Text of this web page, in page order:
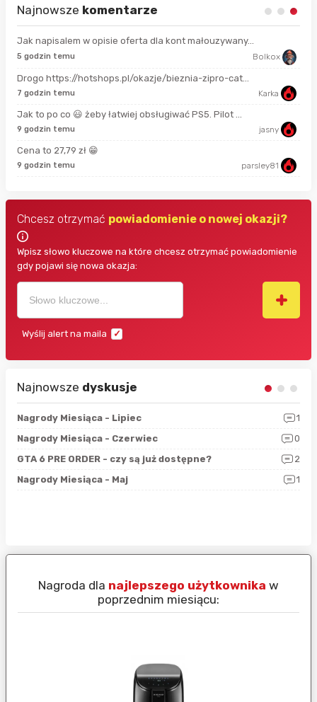
Najnowsze komentarze
Jak napisalem w opisie oferta dla kont małouzywany...
5 godzin temu Bolkox
Drogo https://hotshops.pl/okazje/bieznia-zipro-cat...
7 godzin temu Karka
Jak to po co 😃 żeby łatwiej obsługiwać PS5. Pilot ...
9 godzin temu jasny
Cena to 27,79 zł 😁
9 godzin temu parsley81
Chcesz otrzymać powiadomienie o nowej okazji?
Wpisz słowo kluczowe na które chcesz otrzymać powiadomienie
gdy pojawi się nowa okazja:
Wyślij alert na maila
Najnowsze dyskusje
Nagrody Miesiąca - Lipiec
1
Nagrody Miesiąca - Czerwiec
0
GTA 6 PRE ORDER - czy są już dostępne?
2
Nagrody Miesiąca - Maj
1
Nagroda dla najlepszego użytkownika w
poprzednim miesiącu: